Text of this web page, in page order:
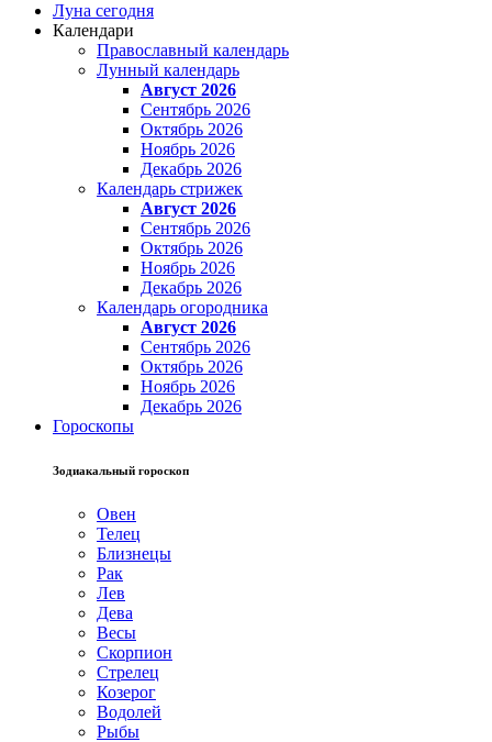
Луна сегодня
Календари
Православный календарь
Лунный календарь
Август 2026
Сентябрь 2026
Октябрь 2026
Ноябрь 2026
Декабрь 2026
Календарь стрижек
Август 2026
Сентябрь 2026
Октябрь 2026
Ноябрь 2026
Декабрь 2026
Календарь огородника
Август 2026
Сентябрь 2026
Октябрь 2026
Ноябрь 2026
Декабрь 2026
Гороскопы
Зодиакальный гороскоп
Овен
Телец
Близнецы
Рак
Лев
Дева
Весы
Скорпион
Стрелец
Козерог
Водолей
Рыбы